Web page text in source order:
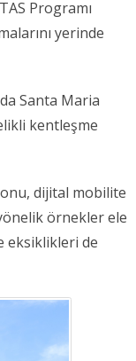
Programı
yerinde
Santa Maria
kentleşme
dijital mobilite
örnekler ele
eksiklikleri de